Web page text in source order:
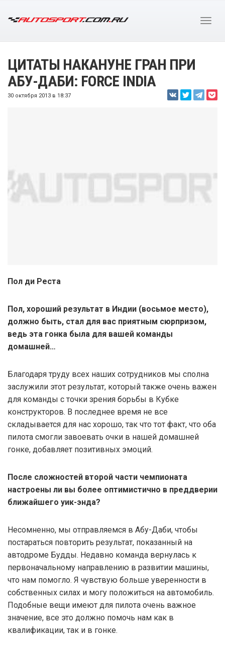
ЦИТАТЫ НАКАНУНЕ ГРАН ПРИ
АБУ-ДАБИ: FORCE INDIA
30 октября 2013 в 18:37
Пол ди Реста
Пол, хороший результат в Индии (восьмое место),
должно быть, стал для вас приятным сюрпризом,
ведь эта гонка была для вашей команды
домашней…
Благодаря труду всех наших сотрудников мы сполна
заслужили этот результат, который также очень важен
для команды с точки зрения борьбы в Кубке
конструкторов. В последнее время не все
складывается для нас хорошо, так что тот факт, что оба
пилота смогли завоевать очки в нашей домашней
гонке, добавляет позитивных эмоций.
После сложностей второй части чемпионата
настроены ли вы более оптимистично в преддверии
ближайшего уик-энда?
Несомненно, мы отправляемся в Абу-Даби, чтобы
постараться повторить результат, показанный на
автодроме Будды. Недавно команда вернулась к
первоначальному направлению в развитии машины,
что нам помогло. Я чувствую больше уверенности в
собственных силах и могу положиться на автомобиль.
Подобные вещи имеют для пилота очень важное
значение, все это должно помочь нам как в
квалификации, так и в гонке.